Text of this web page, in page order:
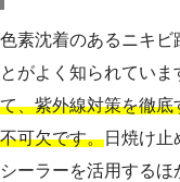
色素沈着のあるニキビ
とがよく知られていま
て、紫外線対策を徹
不可欠です。日焼け
シーラーを活用する